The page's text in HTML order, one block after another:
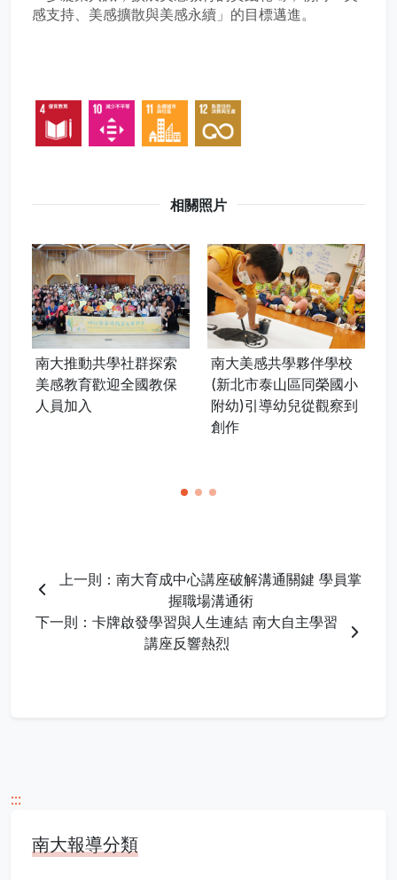
感支持、美感擴散與美感永續」的目標邁進。
相關照片
南大推動共學社群探索
美感教育歡迎全國教保
人員加入
南大美感共學夥伴學校
(新北市泰山區同榮國小
附幼)引導幼兒從觀察到
創作
上一則：南大育成中心講座破解溝通關鍵 學員掌
握職場溝通術
下一則：卡牌啟發學習與人生連結 南大自主學習
講座反響熱烈
:::
南大報導分類